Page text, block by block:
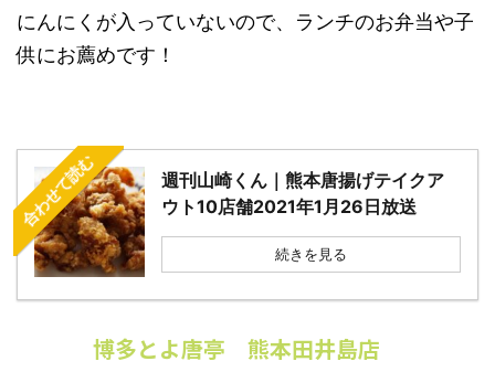
にんにくが入っていないので、ランチのお弁当や子
供にお薦めです！
合わせて読む
週刊山崎くん｜熊本唐揚げテイクア
ウト10店舗2021年1月26日放送
続きを見る
博多とよ唐亭 熊本田井島店